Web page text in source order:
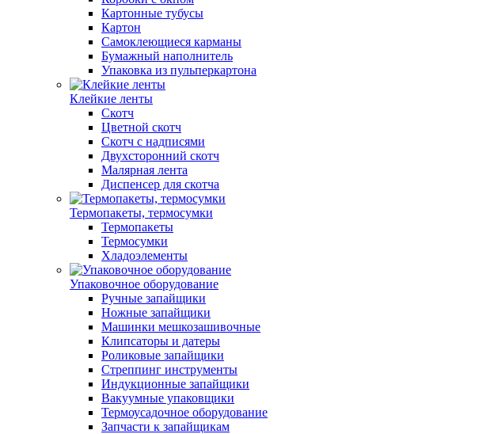
Картонные тубусы
Картон
Самоклеющиеся карманы
Бумажный наполнитель
Упаковка из пульперкартона
Клейкие ленты
Скотч
Цветной скотч
Скотч с надписями
Двухсторонний скотч
Малярная лента
Диспенсер для скотча
Термопакеты, термосумки
Термопакеты
Термосумки
Хладоэлементы
Упаковочное оборудование
Ручные запайщики
Ножные запайщики
Машинки мешкозашивочные
Клипсаторы и датеры
Роликовые запайщики
Стреппинг инструменты
Индукционные запайщики
Вакуумные упаковщики
Термоусадочное оборудование
Запчасти к запайщикам